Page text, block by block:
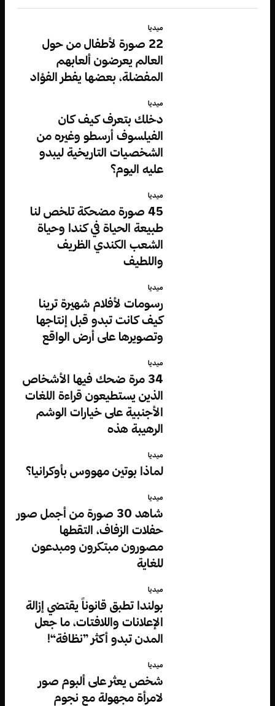
ميديا
22 صورة لأطفال من حول
العالم يعرضون ألعابهم
المفضلة، بعضها يفطر الفؤاد
ميديا
دخلك بتعرف كيف كان
الفيلسوف أرسطو وغيره من
الشخصيات التاريخية ليبدو
عليه اليوم؟
ميديا
45 صورة مضحكة تلخص لنا
طبيعة الحياة في كندا وحياة
الشعب الكندي الظريف
واللطيف
ميديا
رسومات لأفلام شهيرة ترينا
كيف كانت تبدو قبل إنتاجها
وتصويرها على أرض الواقع
ميديا
34 مرة ضحك فيها الأشخاص
الذين يستطيعون قراءة اللغات
الأجنبية على خيارات الوشم
الرهيبة هذه
ميديا
لماذا بوتين مهووس بأوكرانيا؟
ميديا
شاهد 30 صورة من أجمل صور
حفلات الزفاف، التقطها
مصورون مبتكرون ومبدعون
للغاية
ميديا
بولندا تطبق قانوناً يقتضي إزالة
الإعلانات واللافتات، ما جعل
المدن تبدو أكثر ”نظافة“!
ميديا
شخص يعثر على ألبوم صور
لامرأة مجهولة مع نجوم